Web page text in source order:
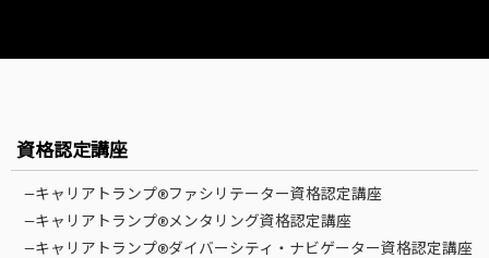
資格認定講座
—キャリアトランプ®ファシリテーター資格認定講座
—キャリアトランプ®メンタリング資格認定講座
—キャリアトランプ®ダイバーシティ・ナビゲーター資格認定講座